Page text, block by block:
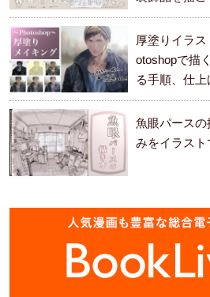
厚塗りイラ
otoshopで描
る手順、仕
ます。
魚眼パース
みをイラスト